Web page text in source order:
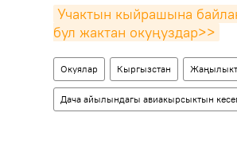
Учактын кыйрашына
бул жактан окуңуздар>>
Окуялар Кыргызстан
Дача айылындагы авиакырсыктын